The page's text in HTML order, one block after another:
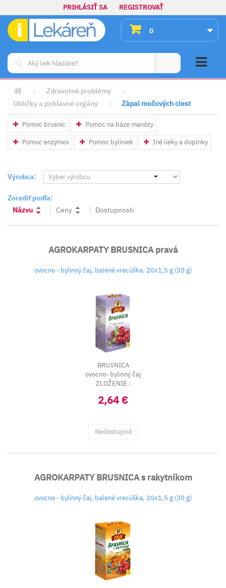
PRIHLÁSIŤ SA REGISTROVAŤ
0
> Zdravotné problémy
>
Obličky a pohlavné orgány
> Zápal močových ciest
Pomoc brusníc Pomoc na báze manózy
Pomoc enzýmov Pomoc byliniek Iné lieky a doplnky
Výrobca:
Zoradiť podľa:
Názvu
Ceny Dostupnosti
AGROKARPATY BRUSNICA pravá
ovocno - bylinný čaj, balené vrecúška, 20x1,5 g (30 g)
BRUSNICA
ovocno- bylinný čaj
ZLOŽENIE :
2,64 €
Nedostupné
AGROKARPATY BRUSNICA s rakytníkom
ovocno - bylinný čaj, balené vrecúška, 20x1,5 g (30 g)